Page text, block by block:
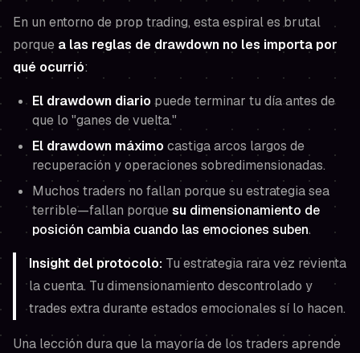
En un entorno de prop trading, esta espiral es brutal
porque a las reglas de drawdown no les importa por
qué ocurrió:
El drawdown diariopuede terminar tu día antes de
que lo "ganes de vuelta."
El drawdown máximocastiga arcos largos de
recuperación y operaciones sobredimensionadas.
Muchos traders no fallan porque su estrategia sea
terrible—fallan porquesu dimensionamiento de
posición cambia cuando las emociones suben.
Insight del protocolo: Tu estrategia rara vez revienta
la cuenta. Tudimensionamiento descontrolado y
trades extradurante estados emocionales sí lo hacen.
Una lección dura que la mayoría de los traders aprende